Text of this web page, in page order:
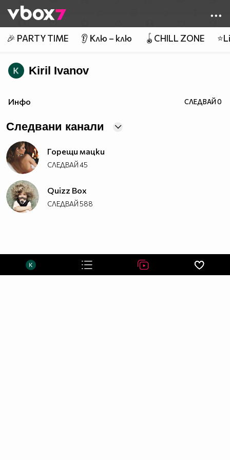
👾
🎉 PARTY TIME 👂 Клю – клю 🪀CHILL ZONE
Kiril Ivanov
Инфо СЛЕДВАЙ0
Следвани канали
Горещи мацки
СЛЕДВАЙ45
Quizz Box
СЛЕДВАЙ588